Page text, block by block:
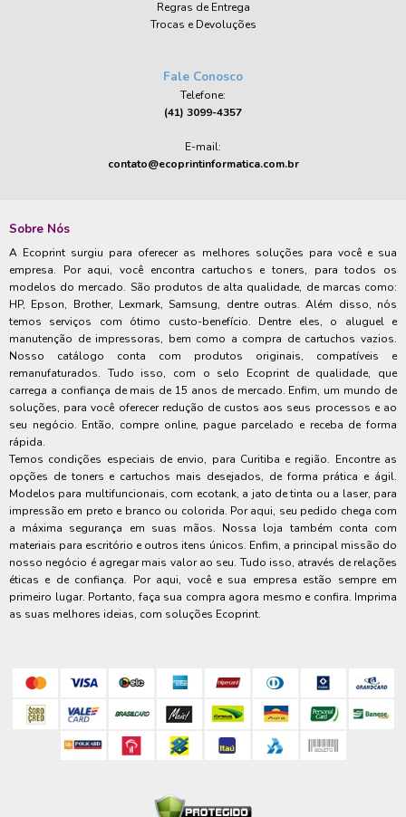
Regras de Entrega
Trocas e Devoluções
Fale Conosco
Telefone:
(41) 3099-4357
E-mail:
contato@ecoprintinformatica.com.br
Sobre Nós
A Ecoprint surgiu para oferecer as melhores soluções para você e sua
empresa. Por aqui, você encontra cartuchos e toners, para todos os
modelos do mercado. São produtos de alta qualidade, de marcas como:
HP, Epson, Brother, Lexmark, Samsung, dentre outras. Além disso, nós
temos serviços com ótimo custo-benefício. Dentre eles, o aluguel e
manutenção de impressoras, bem como a compra de cartuchos vazios.
Nosso catálogo conta com produtos originais, compatíveis e
remanufaturados. Tudo isso, com o selo Ecoprint de qualidade, que
carrega a confiança de mais de 15 anos de mercado. Enfim, um mundo de
soluções, para você oferecer redução de custos aos seus processos e ao
seu negócio. Então, compre online, pague parcelado e receba de forma
rápida.
Temos condições especiais de envio, para Curitiba e região. Encontre as
opções de toners e cartuchos mais desejados, de forma prática e ágil.
Modelos para multifuncionais, com ecotank, a jato de tinta ou a laser, para
impressão em preto e branco ou colorida. Por aqui, seu pedido chega com
a máxima segurança em suas mãos. Nossa loja também conta com
materiais para escritório e outros itens únicos. Enfim, a principal missão do
nosso negócio é agregar mais valor ao seu. Tudo isso, através de relações
éticas e de confiança. Por aqui, você e sua empresa estão sempre em
primeiro lugar. Portanto, faça sua compra agora mesmo e confira. Imprima
as suas melhores ideias, com soluções Ecoprint.